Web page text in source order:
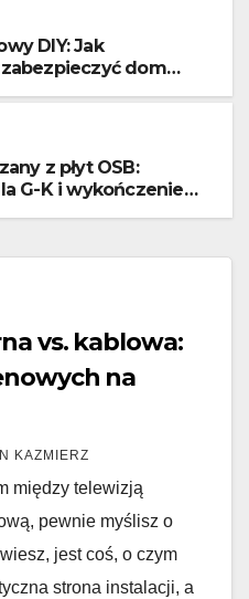
DIY: Jak
dom
z płyt OSB:
G-K i wykończenie
vs. kablowa:
na
KAZMIERZ
między telewizją
pewnie myślisz o
jest coś, o czym
strona instalacji, a